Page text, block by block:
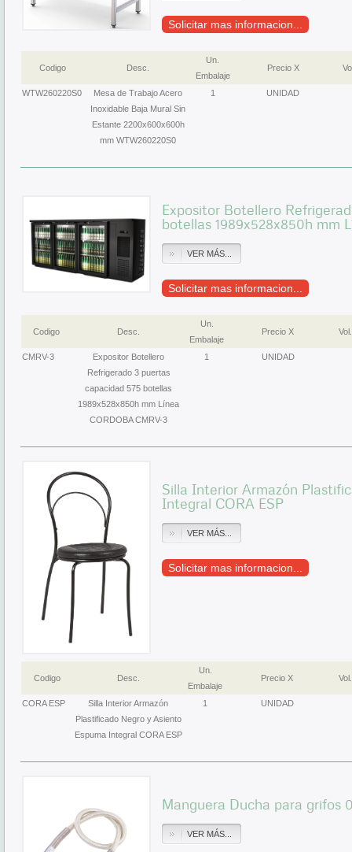
Solicitar mas informacion...
Codigo Desc.
Un.
Embalaje
Precio X
WTW260220S0
Mesa de Trabajo Acero
Inoxidable Baja Mural Sin
Estante 2200x600x600h
mm WTW260220S0
1 UNIDAD
Expositor Botellero
botellas 1989x528x850h mm
VER MÁS...
Solicitar mas informacion...
Codigo Desc.
Un.
Embalaje
Precio X Vol.
CMRV-3
Expositor Botellero
Refrigerado 3 puertas
capacidad 575 botellas
1989x528x850h mm Línea
CORDOBA CMRV-3
1 UNIDAD
Silla Interior Armazón
Integral CORA ESP
VER MÁS...
Solicitar mas informacion...
Codigo Desc.
Un.
Embalaje
Precio X Vol.
CORA ESP
Silla Interior Armazón
Plastificado Negro y Asiento
Espuma Integral CORA ESP
1 UNIDAD
Manguera Ducha para grifos
VER MÁS...